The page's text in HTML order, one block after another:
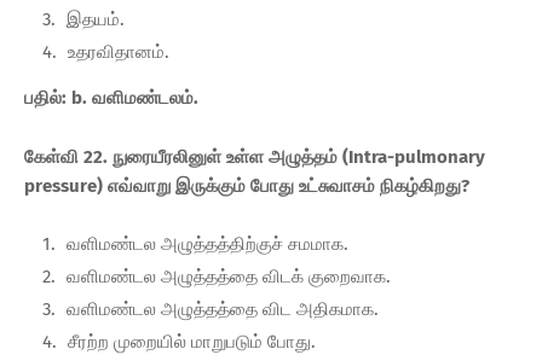
இதயம்.
உதரவிதானம்.
பதில்: b. வளிமண்டலம்.
கேள்வி 22. நுரையீரலினுள் உள்ள அழுத்தம் (Intra-pulmonary
pressure) எவ்வாறு இருக்கும் போது உட்சுவாசம் நிகழ்கிறது?
வளிமண்டல அழுத்தத்திற்குச் சமமாக.
வளிமண்டல அழுத்தத்தை விடக் குறைவாக.
வளிமண்டல அழுத்தத்தை விட அதிகமாக.
சீரற்ற முறையில் மாறுபடும் போது.